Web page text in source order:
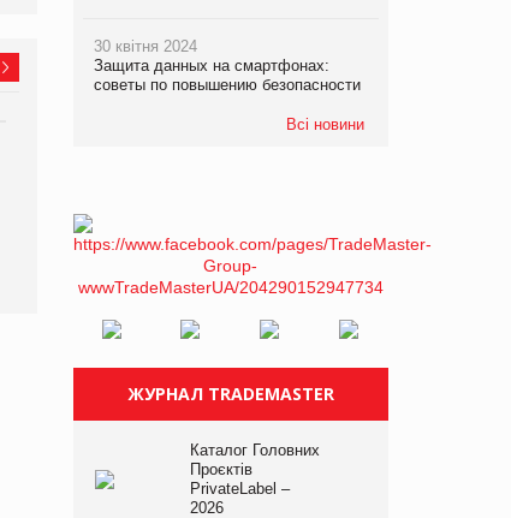
30 квітня 2024
Защита данных на смартфонах:
советы по повышению безопасности
Всі новини
ЖУРНАЛ TRADEMASTER
Каталог Головних
Проєктів
PrivateLabel –
2026